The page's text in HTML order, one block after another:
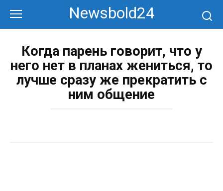
контенту
Newsbold24
Когда парень говорит, что у
него нет в планах жениться, то
лучше сразу же прекратить с
ним общение